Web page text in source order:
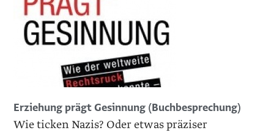
Erziehung prägt Gesinnung (Buchbesprechung)
Wie ticken Nazis? Oder etwas präziser